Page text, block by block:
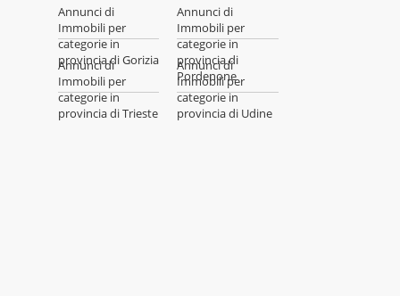
Annunci di
Immobili per
categorie in
provincia di Gorizia
Annunci di
Immobili per
categorie in
provincia di
Pordenone
Annunci di
Immobili per
categorie in
provincia di Trieste
Annunci di
Immobili per
categorie in
provincia di Udine